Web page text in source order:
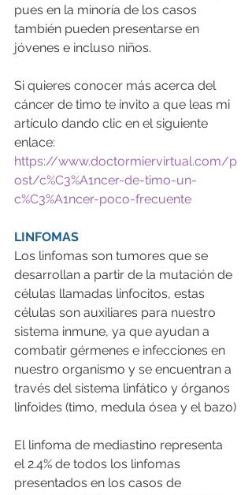
pues en la minoría de los casos
también pueden presentarse en
jóvenes e incluso niños.
Si quieres conocer más acerca del
cáncer de timo te invito a que leas mi
artículo dando clic en el siguiente
enlace:
https://www.doctormiervirtual.com/p
ost/c%C3%A1ncer-de-timo-un-
c%C3%A1ncer-poco-frecuente
LINFOMAS
Los linfomas son tumores que se
desarrollan a partir de la mutación de
células llamadas linfocitos, estas
células son auxiliares para nuestro
sistema inmune, ya que ayudan a
combatir gérmenes e infecciones en
nuestro organismo y se encuentran a
través del sistema linfático y órganos
linfoides (timo, medula ósea y el bazo)
El linfoma de mediastino representa
el 2.4% de todos los linfomas
presentados en los casos de